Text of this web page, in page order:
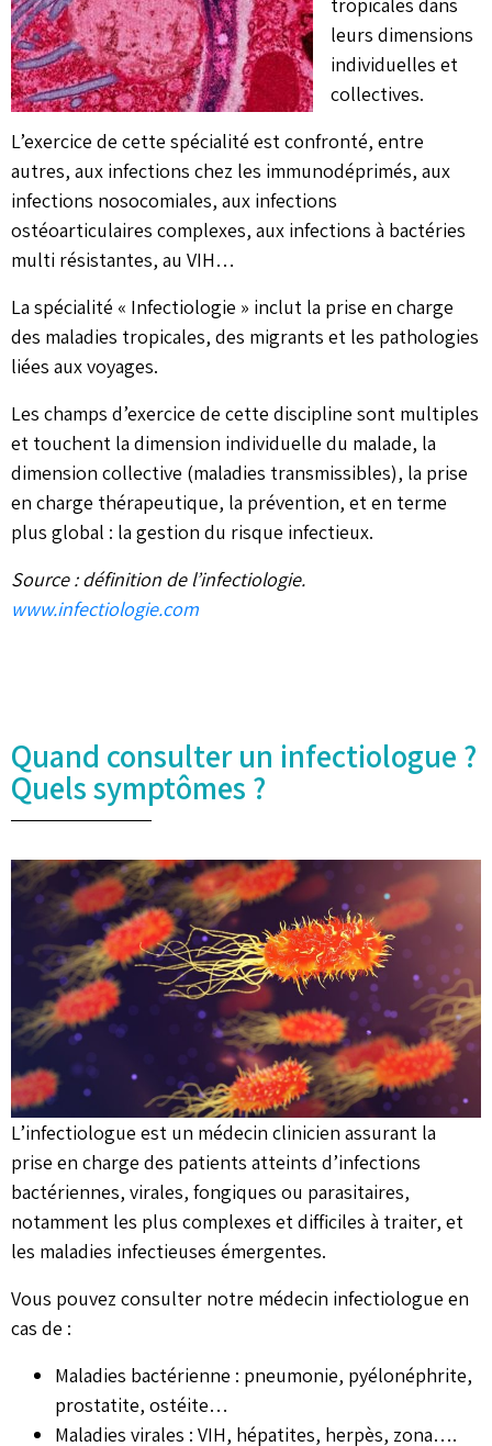
tropicales dans
leurs dimensions
individuelles et
collectives.
L’exercice de cette spécialité est confronté, entre
autres, aux infections chez les immunodéprimés, aux
infections nosocomiales, aux infections
ostéoarticulaires complexes, aux infections à bactéries
multi résistantes, au VIH…
La spécialité « Infectiologie » inclut la prise en charge
des maladies tropicales, des migrants et les pathologies
liées aux voyages.
Les champs d’exercice de cette discipline sont multiples
et touchent la dimension individuelle du malade, la
dimension collective (maladies transmissibles), la prise
en charge thérapeutique, la prévention, et en terme
plus global : la gestion du risque infectieux.
Source : définition de l’infectiologie.
www.infectiologie.com
Quand consulter un infectiologue ?
Quels symptômes ?
L’infectiologue est un médecin clinicien assurant la
prise en charge des patients atteints d’infections
bactériennes, virales, fongiques ou parasitaires,
notamment les plus complexes et difficiles à traiter, et
les maladies infectieuses émergentes.
Vous pouvez consulter notre médecin infectiologue en
cas de :
Maladies bactérienne : pneumonie, pyélonéphrite,
prostatite, ostéite…
Maladies virales : VIH, hépatites, herpès, zona….